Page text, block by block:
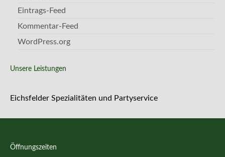
Eintrags-Feed
Kommentar-Feed
WordPress.org
Unsere Leistungen
Eichsfelder Spezialitäten und Partyservice
Öffnungszeiten